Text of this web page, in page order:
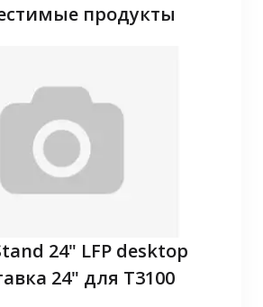
продукты
24" LFP desktop
24" для T3100